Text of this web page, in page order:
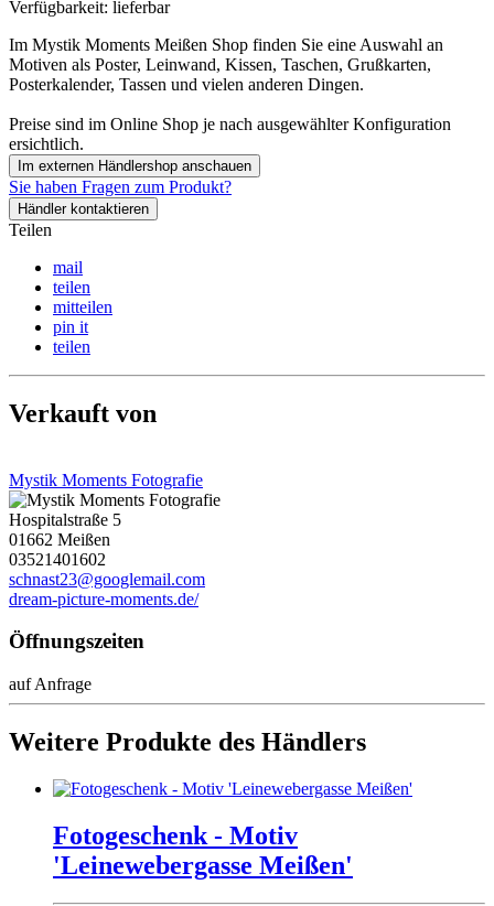
Verfügbarkeit: lieferbar
Im Mystik Moments Meißen Shop finden Sie eine Auswahl an
Motiven als Poster, Leinwand, Kissen, Taschen, Grußkarten,
Posterkalender, Tassen und vielen anderen Dingen.
Preise sind im Online Shop je nach ausgewählter Konfiguration
ersichtlich.
Im externen Händlershop anschauen
Sie haben Fragen zum Produkt?
Händler kontaktieren
Teilen
mail
teilen
mitteilen
pin it
teilen
Verkauft von
Mystik Moments Fotografie
Hospitalstraße 5
01662 Meißen
03521401602
schnast23@googlemail.com
dream-picture-moments.de/
Öffnungszeiten
auf Anfrage
Weitere Produkte des Händlers
Fotogeschenk - Motiv
'Leinewebergasse Meißen'